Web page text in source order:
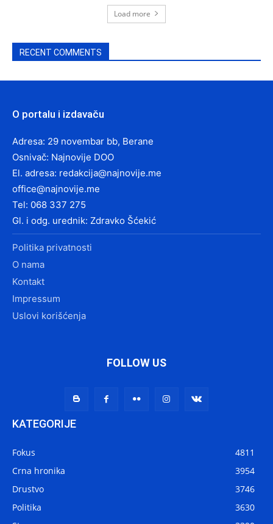
Load more
RECENT COMMENTS
O portalu i izdavaču
Adresa: 29 novembar bb, Berane
Osnivač: Najnovije DOO
El. adresa: redakcija@najnovije.me
office@najnovije.me
Tel: 068 337 275
Gl. i odg. urednik: Zdravko Šćekić
Politika privatnosti
O nama
Kontakt
Impressum
Uslovi korišćenja
FOLLOW US
KATEGORIJE
Fokus
4811
Crna hronika
3954
Drustvo
3746
Politika
3630